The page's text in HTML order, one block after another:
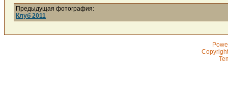
Предыдущая фотография:
Клуб 2011